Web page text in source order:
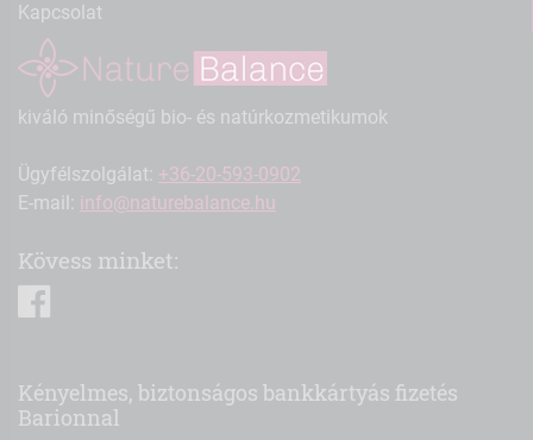
Kapcsolat
kiváló minőségű bio- és natúrkozmetikumok
Ügyfélszolgálat: +36-20-593-0902
E-mail: info@naturebalance.hu
Kövess minket:
Kényelmes, biztonságos bankkártyás fizetés
Barionnal